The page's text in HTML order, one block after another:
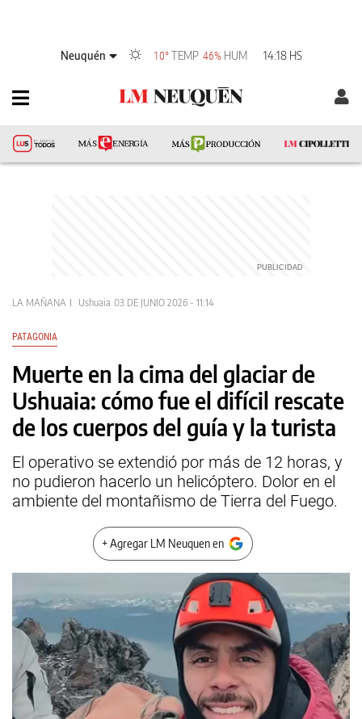
Neuquén 10° TEMP 46% HUM 14:18 HS
LA MAÑANA Ushuaia 03 DE JUNIO 2026 - 11:14
PATAGONIA
Muerte en la cima del glaciar de
Ushuaia: cómo fue el difícil rescate
de los cuerpos del guía y la turista
El operativo se extendió por más de 12 horas, y
no pudieron hacerlo un helicóptero. Dolor en el
ambiente del montañismo de Tierra del Fuego.
+ Agregar LM Neuquen en